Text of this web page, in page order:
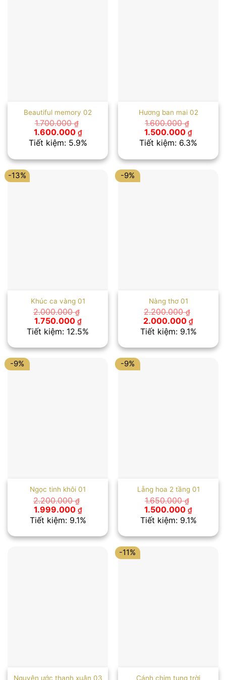
Beautiful memory 02
1.700.000₫
Giá
gốc
là:
1.600.000 ₫Giá
hiện
tại
1.600.000 ₫.
Tiết kiệm: 5.9%
Hương ban mai 02
1.600.000₫
Giá
gốc
là:
1.500.000 ₫Giá
hiện
tại
Tiết kiệm: 6.3%
-13%
Khúc ca vàng 01
2.000.000₫
Giá
gốc
là:
1.750.000 ₫Giá
hiện
tại
1.750.000 ₫.
Tiết kiệm: 12.5%
-9%
Nàng thơ 01
2.200.000₫
Giá
gốc
là:
2.000.000 ₫Giá
hiện
tại
Tiết kiệm: 9.1%
-9%
Ngọc tinh khôi 01
2.200.000₫
Giá
gốc
là:
1.999.000 ₫Giá
hiện
tại
1.999.000 ₫.
Tiết kiệm: 9.1%
-9%
Lẵng hoa 2 tầng 01
1.650.000₫
Giá
gốc
là:
1.500.000 ₫Giá
hiện
tại
Tiết kiệm: 9.1%
Nguyện ước thanh xuân 03
-11%
Cánh chim tung trời